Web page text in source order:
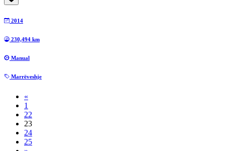
2014
230,494 km
Manual
Marrëveshje
«
1
22
23
24
25